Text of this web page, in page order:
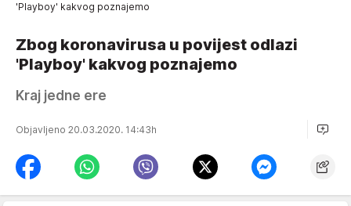
'Playboy' kakvog poznajemo
Zbog koronavirusa u povijest odlazi
'Playboy' kakvog poznajemo
Kraj jedne ere
Objavljeno 20.03.2020. 14:43h